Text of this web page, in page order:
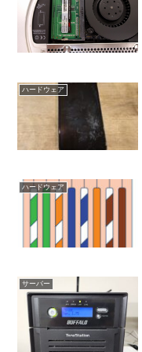
ハードウェア
ハードウェア
サーバー